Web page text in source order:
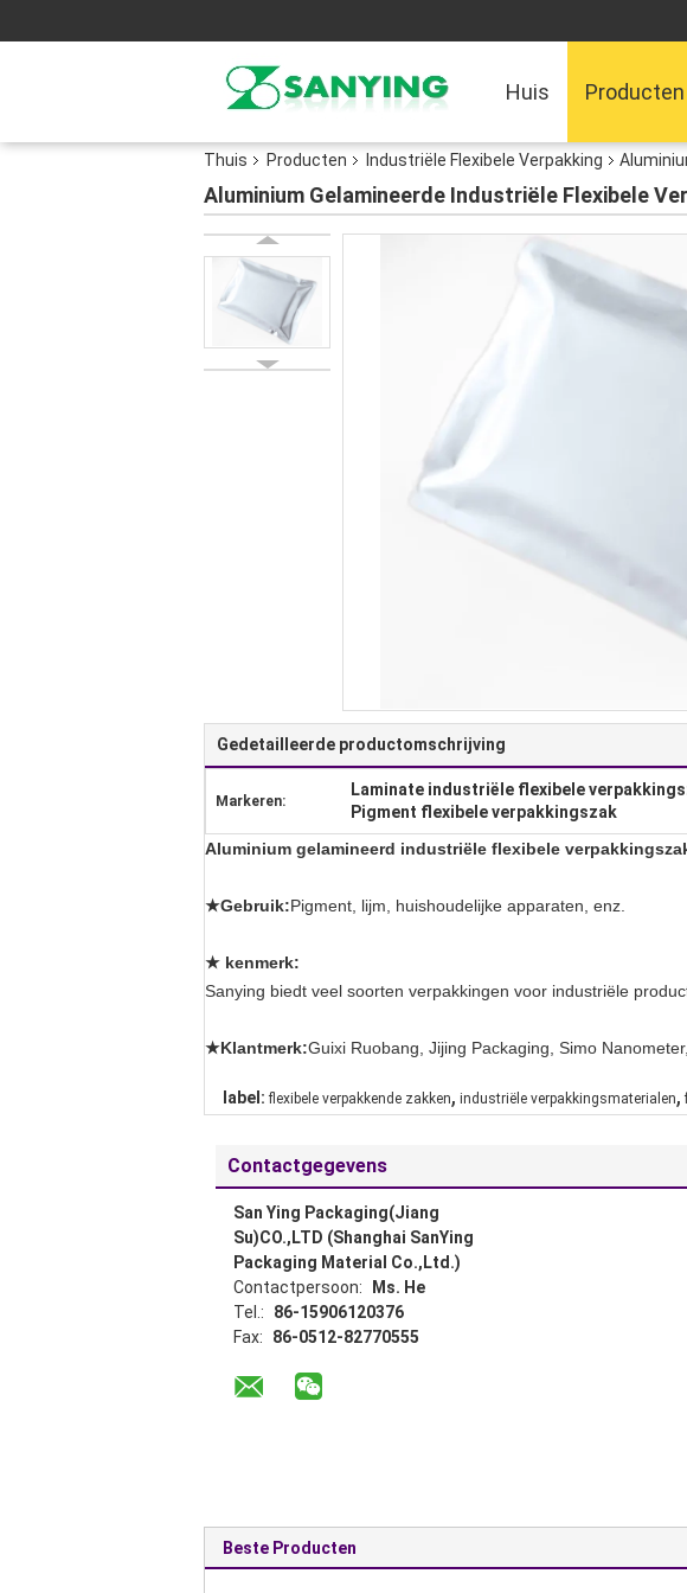
Huis Producten
Thuis Producten Industriële Flexibele Verpakking
Aluminium Gelamineerde Industriële Flexibele
Gedetailleerde productomschrijving
Markeren:
Laminate industriële flexibele
Pigment flexibele verpakkingszak
Aluminium gelamineerd industriële flexibele
★Gebruik:Pigment, lijm, huishoudelijke apparaten, enz.
★ kenmerk:
Sanying biedt veel soorten verpakkingen voor industriële
★Klantmerk:Guixi Ruobang, Jijing Packaging, Simo
label: flexibele verpakkende zakken, industriële verpakkingsmaterialen,
Contactgegevens
San Ying Packaging(Jiang
Su)CO.,LTD (Shanghai SanYing
Packaging Material Co.,Ltd.)
Contactpersoon:
Ms. He
Tel.:
86-15906120376
Fax:
86-0512-82770555
Beste Producten